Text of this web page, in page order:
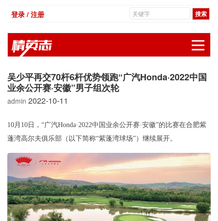
登录 / 注册
吴少平再交70杆6杆优势领跑“广汽Honda·2022中国
业余公开赛·安徽”男子组次轮
admin 2022-10-11
10月10日，“广汽Honda·2022中国业余公开赛·安徽”的比赛在合肥紫
蓬湾高尔夫俱乐部（以下简称“紫蓬湾球场”）继续展开。